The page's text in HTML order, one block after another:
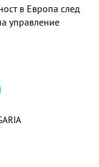
в Европа след
управление